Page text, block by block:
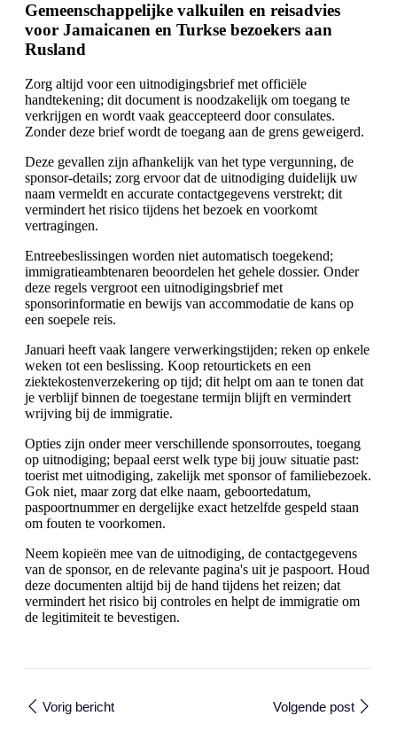
Gemeenschappelijke valkuilen en reisadvies
voor Jamaicanen en Turkse bezoekers aan
Rusland
Zorg altijd voor een uitnodigingsbrief met officiële
handtekening; dit document is noodzakelijk om toegang te
verkrijgen en wordt vaak geaccepteerd door consulates.
Zonder deze brief wordt de toegang aan de grens geweigerd.
Deze gevallen zijn afhankelijk van het type vergunning, de
sponsor-details; zorg ervoor dat de uitnodiging duidelijk uw
naam vermeldt en accurate contactgegevens verstrekt; dit
vermindert het risico tijdens het bezoek en voorkomt
vertragingen.
Entreebeslissingen worden niet automatisch toegekend;
immigratieambtenaren beoordelen het gehele dossier. Onder
deze regels vergroot een uitnodigingsbrief met
sponsorinformatie en bewijs van accommodatie de kans op
een soepele reis.
Januari heeft vaak langere verwerkingstijden; reken op enkele
weken tot een beslissing. Koop retourtickets en een
ziektekostenverzekering op tijd; dit helpt om aan te tonen dat
je verblijf binnen de toegestane termijn blijft en vermindert
wrijving bij de immigratie.
Opties zijn onder meer verschillende sponsorroutes, toegang
op uitnodiging; bepaal eerst welk type bij jouw situatie past:
toerist met uitnodiging, zakelijk met sponsor of familiebezoek.
Gok niet, maar zorg dat elke naam, geboortedatum,
paspoortnummer en dergelijke exact hetzelfde gespeld staan
om fouten te voorkomen.
Neem kopieën mee van de uitnodiging, de contactgegevens
van de sponsor, en de relevante pagina's uit je paspoort. Houd
deze documenten altijd bij de hand tijdens het reizen; dat
vermindert het risico bij controles en helpt de immigratie om
de legitimiteit te bevestigen.
Vorig bericht Volgende post